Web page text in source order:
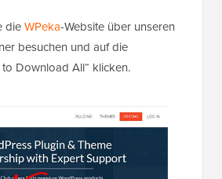
dieWPeka-Website über unseren
besuchen und auf die
Download All“ klicken.